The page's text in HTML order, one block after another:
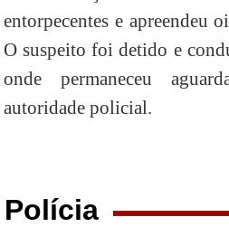
entorpecentes e apreendeu
O suspeito foi detido e
onde permaneceu
autoridade policial.
Polícia